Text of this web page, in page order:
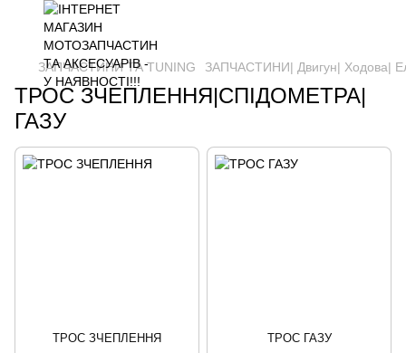
ЗАПЧАСТИНИ ТА ТUNING ЗАПЧАСТИНИ| Двигун| Ходова|
ТРОС ЗЧЕПЛЕННЯ|СПІДОМЕТРА|
ГАЗУ
ТРОС ЗЧЕПЛЕННЯ ТРОС ГАЗУ